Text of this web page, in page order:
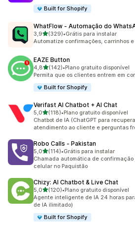
Built for Shopify
WhatFlow ‑ Automação do
3,9de 5 estrelas
(329)
329 avaliações ao todo
•Grátis para instalar
Automatize confirmações, carrinhos
EAZE Button
4,8de 5 estrelas
(142)
142 avaliações ao todo
•Plano gratuito disponível
Permita que os clientes entrem em
Built for Shopify
Verifast AI Chatbot + AI Chat
5,0de 5 estrelas
(118)
118 avaliações ao todo
•Plano gratuito disponível
Chatbot de IA (ChatGPT para
atendimento ao cliente e perguntas
Robo Calls ‑ Pakistan
5,0de 5 estrelas
(114)
114 avaliações ao todo
•Grátis para instalar
Chamada automática de
celular no Paquistão
Chizy: AI Chatbot & Live Chat
5,0de 5 estrelas
(120)
120 avaliações ao todo
•Plano gratuito disponível
Agente inteligente de IA 24 horas
de IA ilimitado)
Built for Shopify